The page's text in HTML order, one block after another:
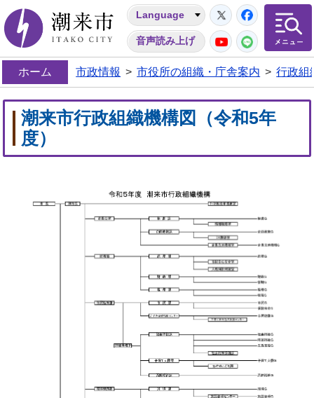
潮来市
Language
音声読み上げ
Twitter
YouTube
LINE
ホーム 市政情報 > 市役所の組織・庁舎案内 > 行政組
潮来市行政組織機構図（令和5年
度）